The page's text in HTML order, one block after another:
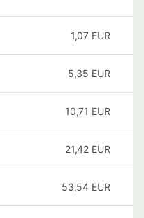
1,07 EUR
5,35 EUR
10,71 EUR
21,42 EUR
53,54 EUR